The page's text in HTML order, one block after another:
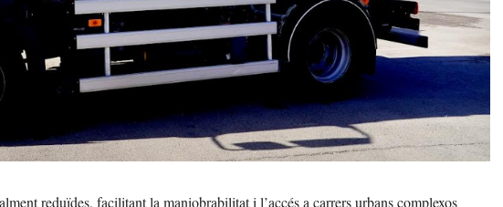
reduïdes, facilitant la maniobrabilitat i l’accés a carrers urbans complexos